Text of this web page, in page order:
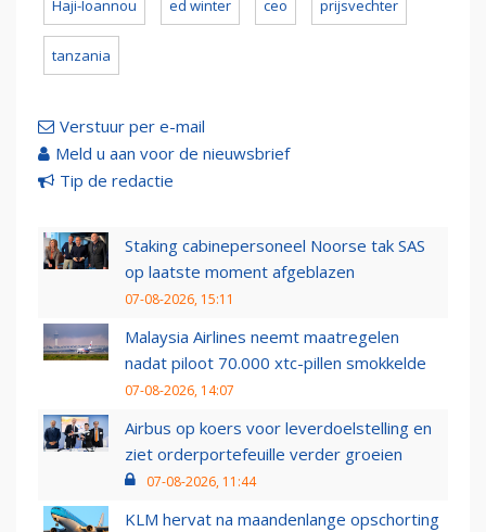
Haji-Ioannou ed winter ceo prijsvechter
tanzania
Verstuur per e-mail
Meld u aan voor de nieuwsbrief
Tip de redactie
Staking cabinepersoneel Noorse tak SAS
op laatste moment afgeblazen
07-08-2026, 15:11
Malaysia Airlines neemt maatregelen
nadat piloot 70.000 xtc-pillen smokkelde
07-08-2026, 14:07
Airbus op koers voor leverdoelstelling en
ziet orderportefeuille verder groeien
07-08-2026, 11:44
KLM hervat na maandenlange opschorting